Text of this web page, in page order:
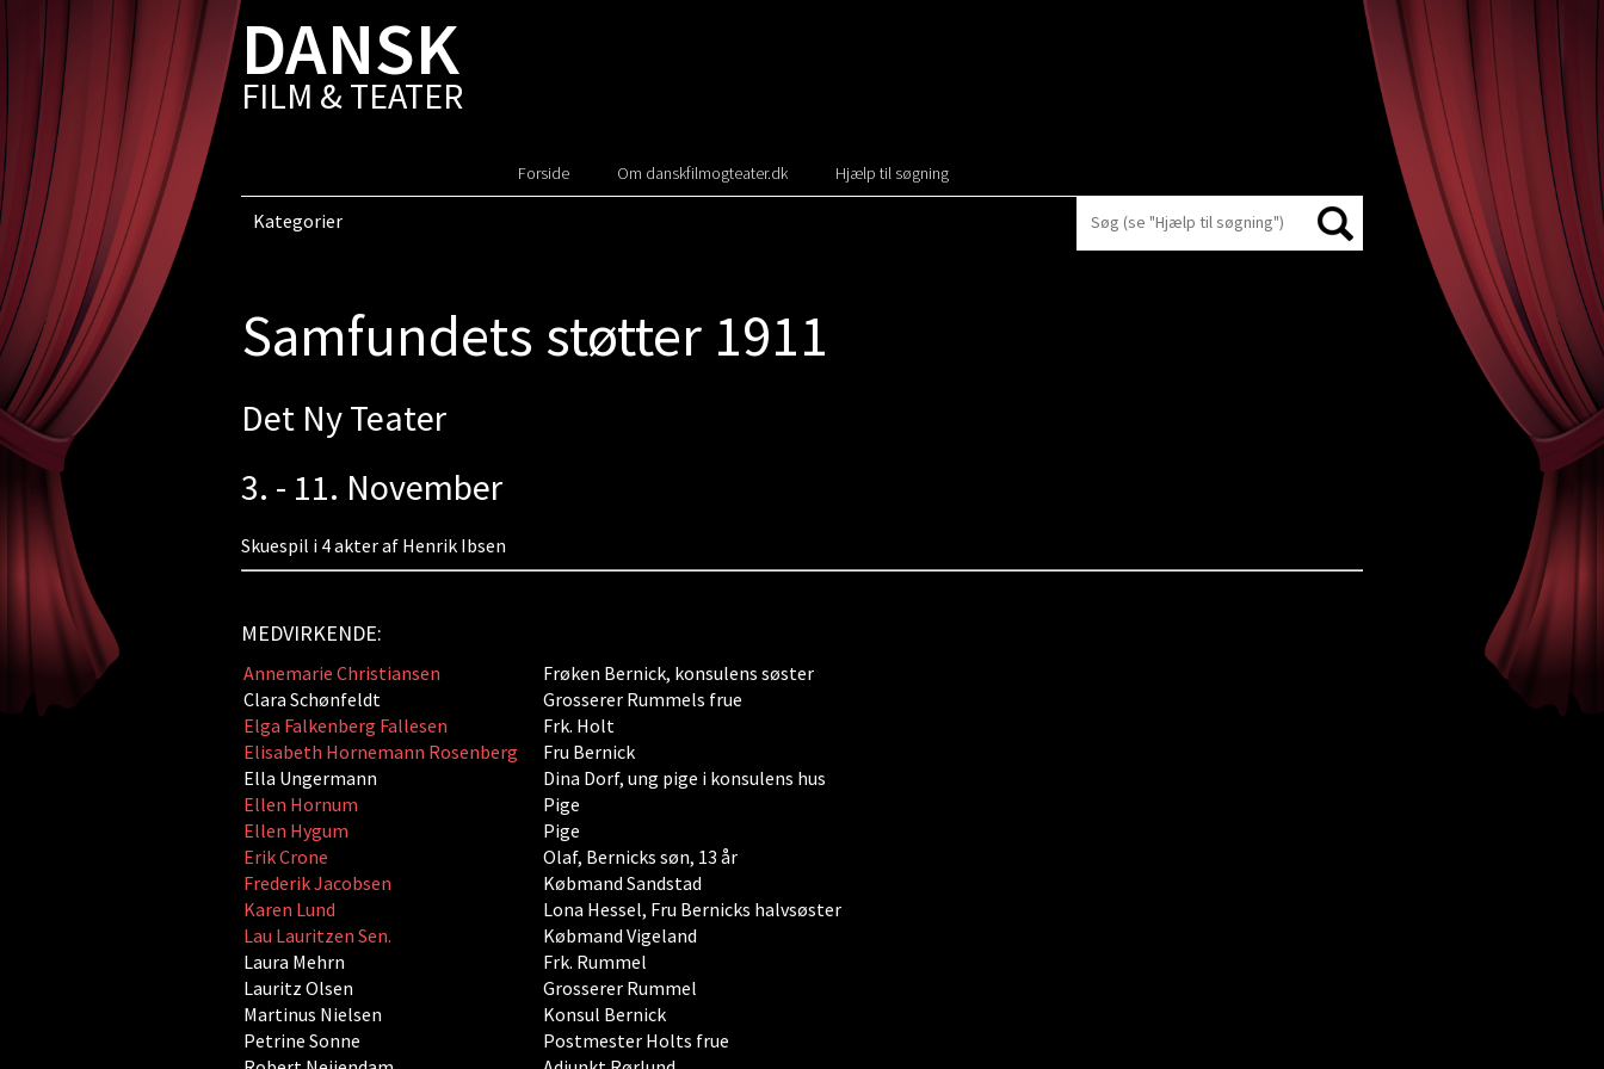
DANSK
FILM & TEATER
Forside Om danskfilmogteater.dk Hjælp til søgning
Kategorier
Samfundets støtter 1911
Det Ny Teater
3. - 11. November
Skuespil i 4 akter af Henrik Ibsen
MEDVIRKENDE:
Annemarie Christiansen
Frøken Bernick, konsulens søster
Clara Schønfeldt
Grosserer Rummels frue
Elga Falkenberg Fallesen
Frk. Holt
Elisabeth Hornemann Rosenberg
Fru Bernick
Ella Ungermann
Dina Dorf, ung pige i konsulens hus
Ellen Hornum
Pige
Ellen Hygum
Pige
Erik Crone
Olaf, Bernicks søn, 13 år
Frederik Jacobsen
Købmand Sandstad
Karen Lund
Lona Hessel, Fru Bernicks halvsøster
Lau Lauritzen Sen.
Købmand Vigeland
Laura Mehrn
Frk. Rummel
Lauritz Olsen
Grosserer Rummel
Martinus Nielsen
Konsul Bernick
Petrine Sonne
Postmester Holts frue